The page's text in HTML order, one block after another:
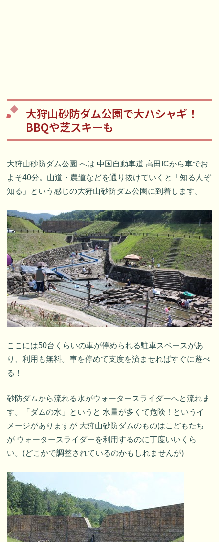
大狩山砂防ダム公園で大ハシャギ！
BBQや芝スキーも
大狩山砂防ダム公園 へは 中国自動車道 高田ICから車でお
よそ40分。山道・農道などを通り抜けていくと「知る人ぞ
知る」という感じの大狩山砂防ダム公園に到着します。
ここには50台くらいの車が停められる駐車スペースがあ
り、利用も無料。車を停めて支度を済ませればすぐに遊べ
る！
砂防ダムから流れる水がウォータースライダーへと流れま
す。「ダムの水」というと 水量が多くて危険！というイ
メージがありますが 大狩山砂防ダムのものはこどもたち
が ウォータースライダーを利用するのに丁度いいくら
い。(どこかで調整されているのかもしれませんが)